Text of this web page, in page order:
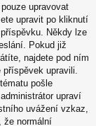
u
upravovat
upravit po kliknutí
Někdy lze
Pokud již
najdete pod ním
upravili.
pošle
upraví
uvážení vzkaz,
že normální